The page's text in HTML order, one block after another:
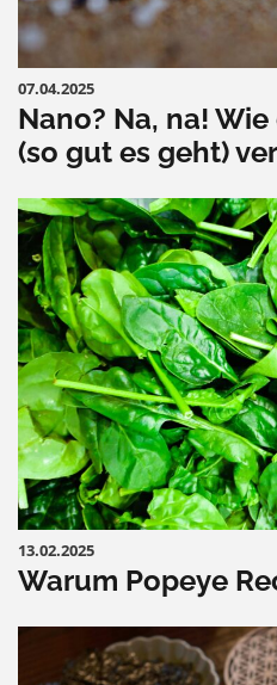
07.04.2025
Nano? Na, na!
(so gut es geht)
13.02.2025
Warum Popeye